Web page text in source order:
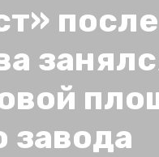
после
завода